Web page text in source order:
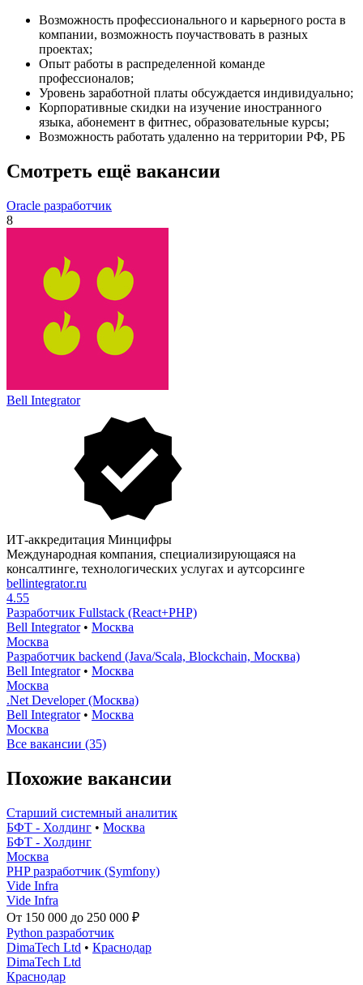
Возможность профессионального и карьерного роста в
компании, возможность поучаствовать в разных
проектах;
Опыт работы в распределенной команде
профессионалов;
Уровень заработной платы обсуждается индивидуально;
Корпоративные скидки на изучение иностранного
языка, абонемент в фитнес, образовательные курсы;
Возможность работать удаленно на территории РФ, РБ
Смотреть ещё вакансии
Oracle разработчик
8
Bell Integrator
ИТ-аккредитация Минцифры
Международная компания, специализирующаяся на
консалтинге, технологических услугах и аутсорсинге
bellintegrator.ru
4.55
Разработчик Fullstack (React+PHP)
Bell Integrator• Москва
Москва
Разработчик backend (Java/Scala, Blockchain, Москва)
Bell Integrator• Москва
Москва
.Net Developer (Москва)
Bell Integrator• Москва
Москва
Все вакансии (35)
Похожие вакансии
Старший системный аналитик
БФТ - Холдинг • Москва
БФТ - Холдинг
Москва
PHP разработчик (Symfony)
Vide Infra
Vide Infra
От 150 000 до 250 000 ₽
Python разработчик
DimaTech Ltd • Краснодар
DimaTech Ltd
Краснодар